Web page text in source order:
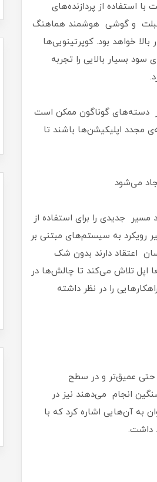
خواهد شد. شرکت با استفاده از پردازنده‌های
تبلت و گوشی هوشمند هماهنگ
خواهد بود. کوپرتینویی‌ها
بسیار بالایی را تجربه
در دسته‌های گوناگون ممکن است
مجدد اپلیکیشن‌ها باشند تا
می‌شود
جدیدی را برای استفاده از
رویکرد به سیستم‌های مبتنی بر
اعتقاد دارند بدون شک
اپل تلاش می‌کند تا چالش‌ها در
را در نظر داشته
حتی عمیق‌تر و در سطح
انجام می‌دهند نیز در
آن‌هایی اشاره کرد که با
داشت.